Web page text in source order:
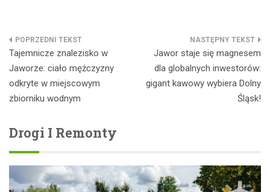
Nawigacja
wpisu
Tajemnicze znalezisko w
Jaworze: ciało mężczyzny
odkryte w miejscowym
zbiorniku wodnym
Jawor staje się magnesem
dla globalnych inwestorów:
gigant kawowy wybiera Dolny
Śląsk!
Drogi I Remonty